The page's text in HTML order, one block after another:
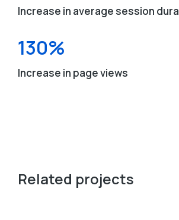
Increase in average session
130%
Increase in page views
Related projects